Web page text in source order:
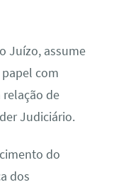
Juízo, assume
com
de
Judiciário.
do
dos